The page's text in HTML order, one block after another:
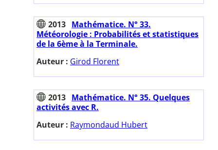
2013 Mathématice. N° 33.
Météorologie : Probabilités et statistiques
de la 6ème à la Terminale.
Auteur : Girod Florent
2013 Mathématice. N° 35. Quelques
activités avec R.
Auteur : Raymondaud Hubert